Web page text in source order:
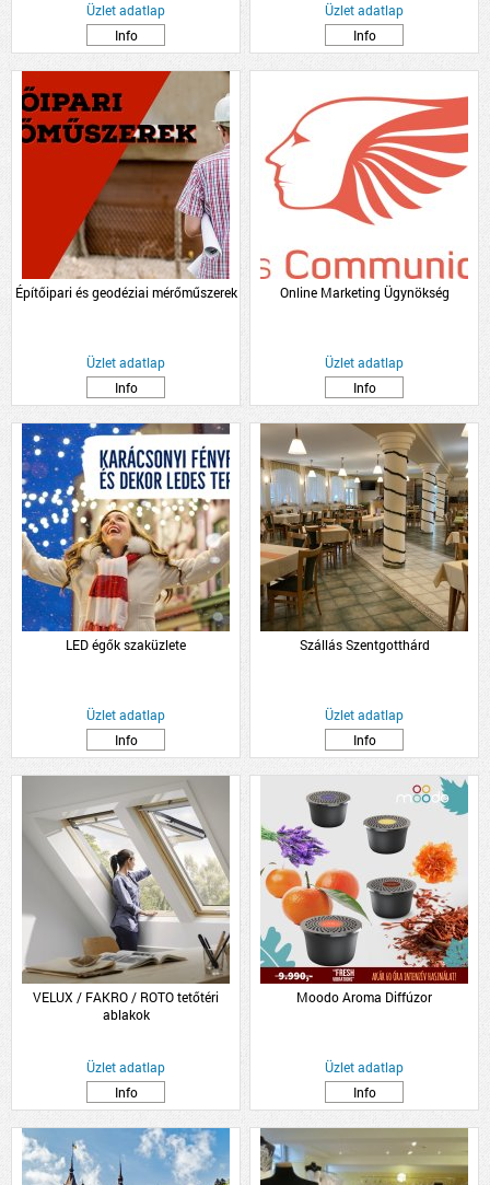
Üzlet adatlap
Info
Üzlet adatlap
Info
Építőipari és geodéziai mérőműszerek
Üzlet adatlap
Info
Online Marketing Ügynökség
Üzlet adatlap
Info
LED égők szaküzlete
Üzlet adatlap
Info
Szállás Szentgotthárd
Üzlet adatlap
Info
VELUX / FAKRO / ROTO tetőtéri
ablakok
Üzlet adatlap
Info
Moodo Aroma Diffúzor
Üzlet adatlap
Info